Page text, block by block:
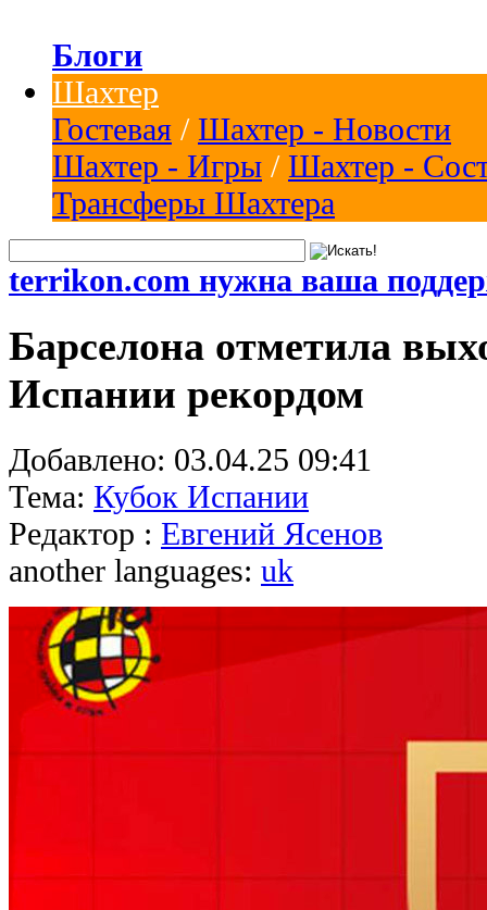
Блоги
Шахтер
Гостевая / Шахтер - Новости
Шахтер - Игры / Шахтер -
Трансферы Шахтера
terrikon.com нужна ваша
Барселона отметила
Испании рекордом
Добавлено: 03.04.25 09:41
Тема: Кубок Испании
Редактор : Евгений Ясенов
another languages: uk